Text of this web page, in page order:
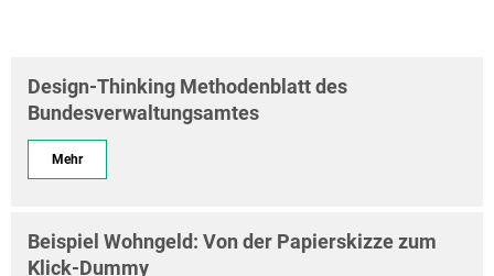
Design-Thinking Methodenblatt des
Bundesverwaltungsamtes
Mehr
Beispiel Wohngeld: Von der Papierskizze zum
Klick-Dummy